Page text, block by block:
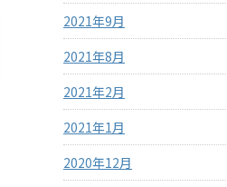
2021年9月
2021年8月
2021年2月
2021年1月
2020年12月